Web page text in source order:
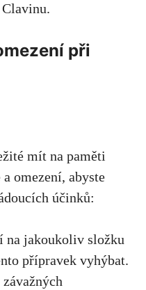
při
mít na paměti
omezení, abyste
účinků:
na jakoukoliv složku
přípravek vyhýbat.